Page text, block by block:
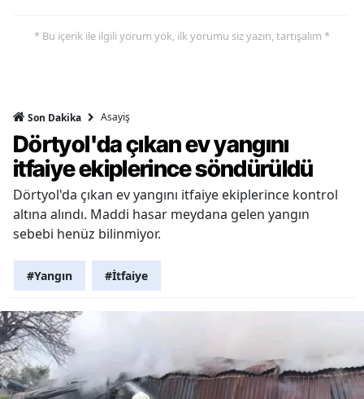
* Bu içerik ile ilgili yorum yok, ilk yorumu siz yazın, tartışalım *
Son Dakika Asayiş
Dörtyol'da çıkan ev yangını
itfaiye ekiplerince söndürüldü
Dörtyol'da çıkan ev yangını itfaiye ekiplerince kontrol
altına alındı. Maddi hasar meydana gelen yangın
sebebi henüz bilinmiyor.
#Yangın #İtfaiye